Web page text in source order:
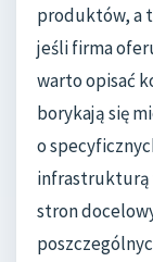
produktów, a
jeśli firma
warto opisać
borykają się
o
infrastrukturą
stron